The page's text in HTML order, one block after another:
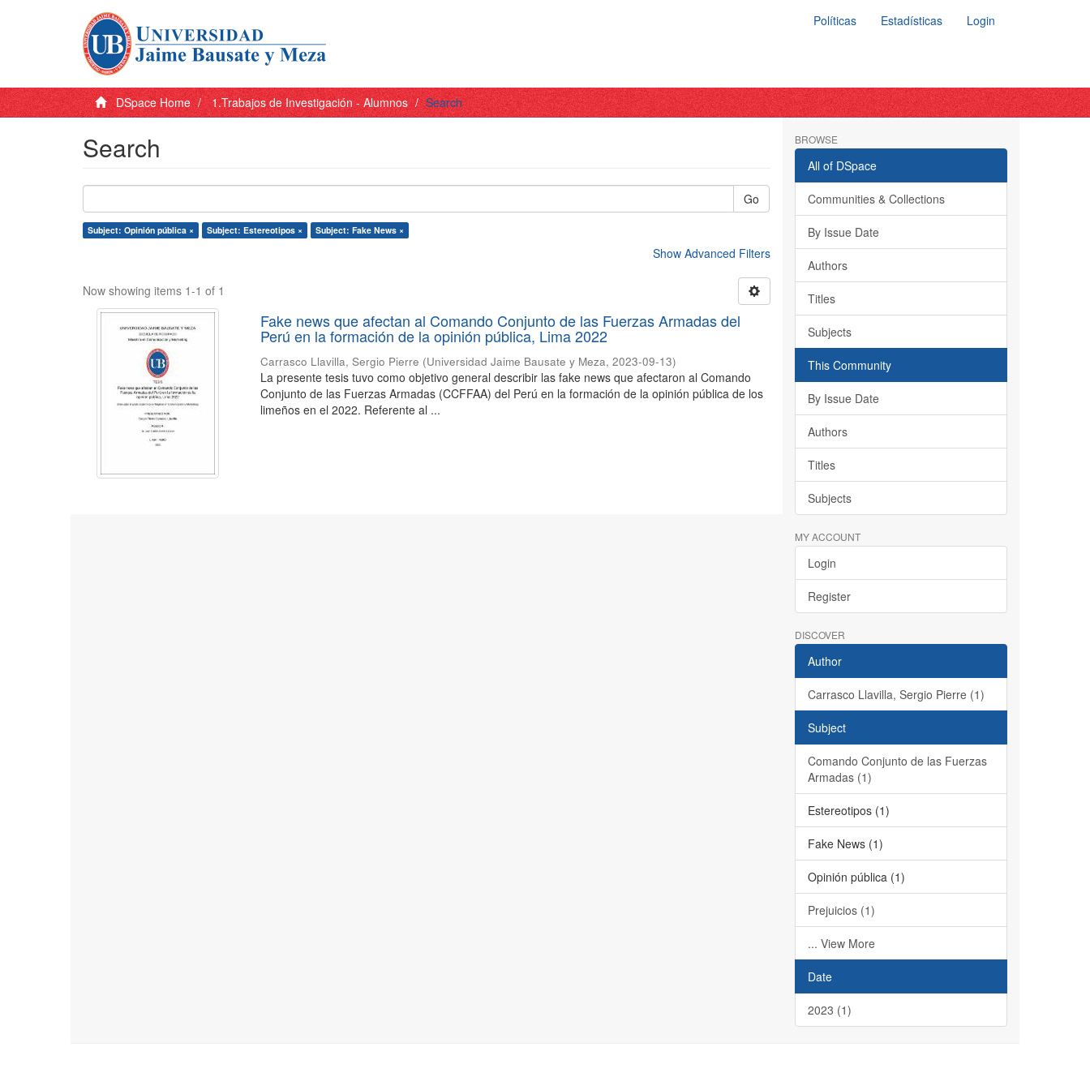
Políticas Estadísticas Login
DSpace Home 1.Trabajos de Investigación - Alumnos Search
Search
Go
Subject: Opinión pública × Subject: Estereotipos × Subject: Fake News ×
Show Advanced Filters
Now showing items 1-1 of 1
Fake news que afectan al Comando Conjunto de las Fuerzas Armadas del
Perú en la formación de la opinión pública, Lima 2022
Carrasco Llavilla, Sergio Pierre (Universidad Jaime Bausate y Meza,2023-09-13)
La presente tesis tuvo como objetivo general describir las fake news que afectaron al Comando
Conjunto de las Fuerzas Armadas (CCFFAA) del Perú en la formación de la opinión pública de los
limeños en el 2022. Referente al ...
BROWSE
All of DSpace
Communities & Collections
By Issue Date
Authors
Titles
Subjects
This Community
By Issue Date
Authors
Titles
Subjects
MY ACCOUNT
Login
Register
DISCOVER
Author
Carrasco Llavilla, Sergio Pierre (1)
Subject
Comando Conjunto de las Fuerzas
Armadas (1)
Estereotipos (1)
Fake News (1)
Opinión pública (1)
Prejuicios (1)
... View More
Date
2023 (1)